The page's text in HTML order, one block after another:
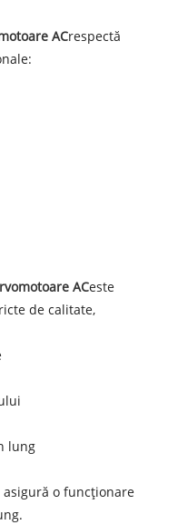
ACrespectă
ACeste
de calitate,
lung
o funcționare